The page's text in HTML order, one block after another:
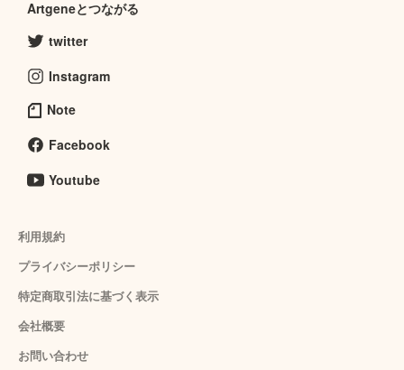
Artgeneとつながる
twitter
Instagram
Note
Facebook
Youtube
利用規約
プライバシーポリシー
特定商取引法に基づく表示
会社概要
お問い合わせ